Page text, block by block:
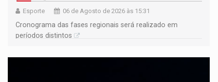
Esporte 06 de Agosto de 2026 às 15:31
Cronograma das fases regionais será realizado em
períodos distintos